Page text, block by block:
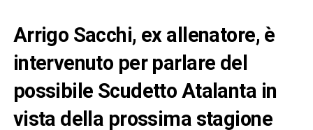
Arrigo Sacchi, ex allenatore, è
intervenuto per parlare del
possibile Scudetto Atalanta in
vista della prossima stagione